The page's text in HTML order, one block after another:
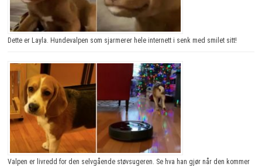
Dette er Layla. Hundevalpen som sjarmerer hele internett i senk med smilet sitt!
Valpen er livredd for den selvgående støvsugeren. Se hva han gjør når den kommer